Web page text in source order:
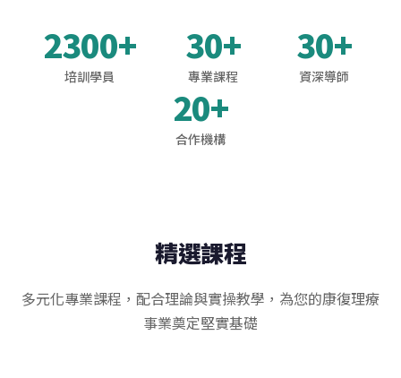
2300+
培訓學員
30+
專業課程
30+
資深導師
20+
合作機構
精選課程
多元化專業課程，配合理論與實操教學，為您的康復理療
事業奠定堅實基礎